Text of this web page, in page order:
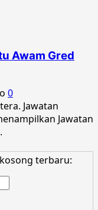
Awam Gred
0
Jawatan
Jawatan
terbaru: